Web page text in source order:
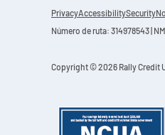
PrivacyAccessibilitySecurity
Número de ruta: 314978543 |
Copyright © 2026 Rally Credit